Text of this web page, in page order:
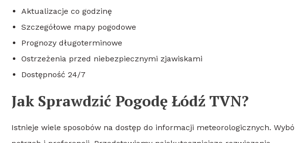
Aktualizacje co godzinę
Szczegółowe mapy pogodowe
Prognozy długoterminowe
Ostrzeżenia przed niebezpiecznymi zjawiskami
Dostępność 24/7
Jak Sprawdzić Pogodę Łódź TVN?
Istnieje wiele sposobów na dostęp do informacji meteorologicznych.